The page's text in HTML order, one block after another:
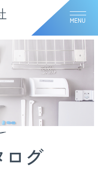
MENU
ログ